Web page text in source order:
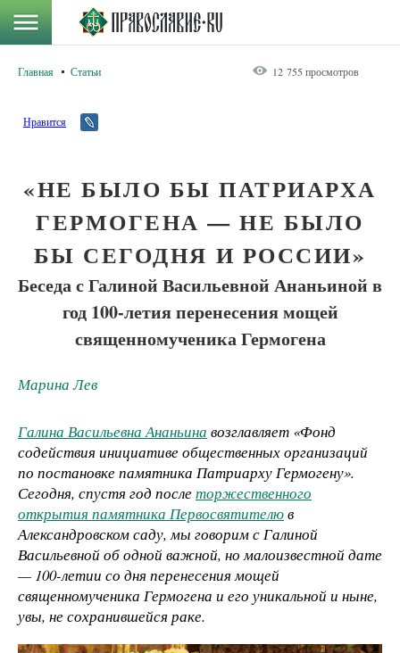
Главная Статьи 12 755 просмотров
Нравится
«НЕ БЫЛО БЫ ПАТРИАРХА
ГЕРМОГЕНА — НЕ БЫЛО
БЫ СЕГОДНЯ И РОССИИ»
Беседа с Галиной Васильевной Ананьиной в
год 100-летия перенесения мощей
священномученика Гермогена
Марина Лев
Галина Васильевна Ананьина возглавляет «Фонд
содействия инициативе общественных организаций
по постановке памятника Патриарху Гермогену».
Сегодня, спустя год послеторжественного
открытия памятника Первосвятителюв
Александровском саду, мы говорим с Галиной
Васильевной об одной важной, но малоизвестной дате
— 100-летии со дня перенесения мощей
священномученика Гермогена и его уникальной и ныне,
увы, не сохранившейся раке.